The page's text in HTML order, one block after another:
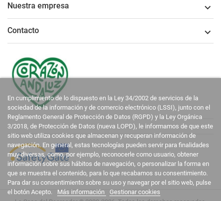
Nuestra empresa 
Contacto 
En cumplimiento de lo dispuesto en la Ley 34/2002 de servicios de la
sociedad de la información y de comercio electrónico (LSSI), junto con el
Reglamento General de Protección de Datos (RGPD) y la Ley Orgánica
3/2018, de Protección de Datos (nueva LOPD), le informamos de que este
sitio web utiliza cookies que almacenan y recuperan información de
navegación. En general, estas tecnologías pueden servir para finalidades
muy diversas, como, por ejemplo, reconocerle como usuario, obtener
información sobre sus hábitos de navegación, o personalizar la forma en
que se muestra el contenido, para lo que recabamos su consentimiento.
Para dar su consentimiento sobre su uso y navegar por el sitio web, pulse
el botón Acepto.
Más información
Gestionar cookies